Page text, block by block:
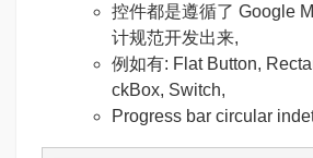
控件都是遵循了 Google
计规范开发出来,
例如有: Flat Button,
ckBox, Switch,
Progress bar circular